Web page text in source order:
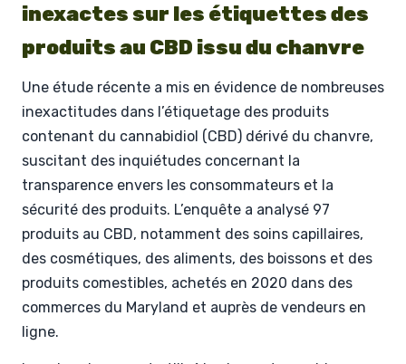
inexactes sur les étiquettes des
produits au CBD issu du chanvre
Une étude récente a mis en évidence de nombreuses
inexactitudes dans l’étiquetage des produits
contenant du cannabidiol (CBD) dérivé du chanvre,
suscitant des inquiétudes concernant la
transparence envers les consommateurs et la
sécurité des produits. L’enquête a analysé 97
produits au CBD, notamment des soins capillaires,
des cosmétiques, des aliments, des boissons et des
produits comestibles, achetés en 2020 dans des
commerces du Maryland et auprès de vendeurs en
ligne.